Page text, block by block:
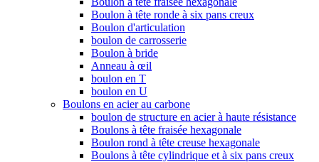
Boulon à tête ronde à six pans creux
Boulon d'articulation
boulon de carrosserie
Boulon à bride
Anneau à œil
boulon en T
boulon en U
Boulons en acier au carbone
boulon de structure en acier à haute résistance
Boulons à tête fraisée hexagonale
Boulon rond à tête creuse hexagonale
Boulons à tête cylindrique et à six pans creux